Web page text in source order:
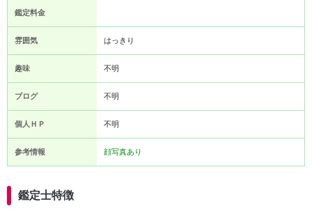
鑑定料金
雰囲気 はっきり
趣味 不明
ブログ 不明
個人ＨＰ 不明
参考情報 顔写真あり
鑑定士特徴